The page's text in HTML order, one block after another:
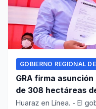
GOBIERNO REGIONAL
GRA firma
de 308 hectáreas
Huaraz en Línea. - El